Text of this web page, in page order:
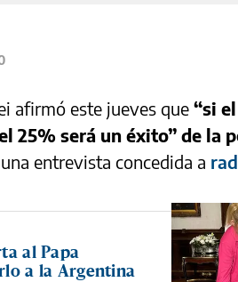
afirmó este jueves que“si
25% será un éxito” de la
entrevista concedida a
al Papa
a la Argentina